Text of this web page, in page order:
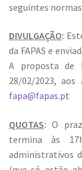
seguintes
DIVULGAÇÃO:
da FAPAS e
A proposta de
28/02/2023,
fapa@fapas.pt
QUOTAS: O
termina às
administrativos